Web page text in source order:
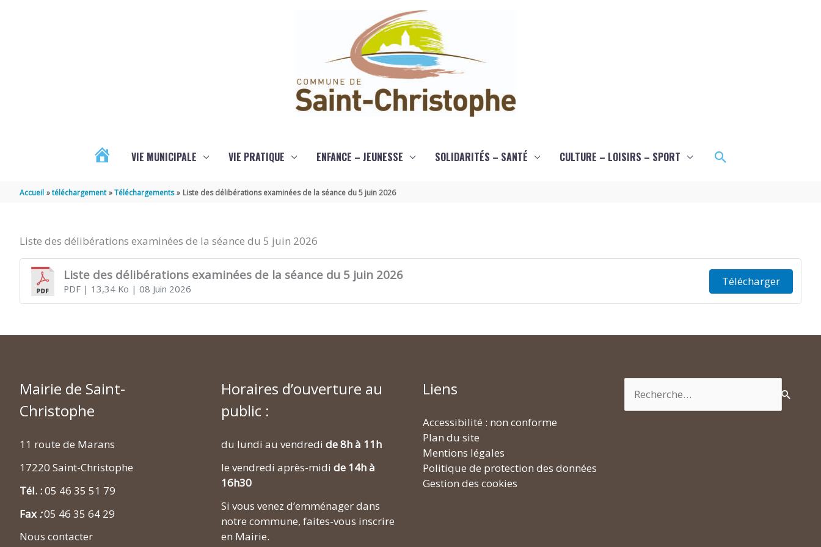
VIE MUNICIPALE VIE PRATIQUE ENFANCE – JEUNESSE SOLIDARITÉS – SANTÉ CULTURE – LOISIRS – SPORT Rechercher
Accueil téléchargement Téléchargements Liste des délibérations examinées de la séance du 5 juin 2026
Liste des délibérations examinées de la séance du 5 juin 2026
Liste des délibérations examinées de la séance du 5 juin 2026
PDF| 13,34 Ko | 08 Juin 2026
Télécharger
Mairie de Saint-
Christophe
11 route de Marans
17220 Saint-Christophe
Tél. :05 46 35 51 79
Fax :05 46 35 64 29
Nous contacter
Horaires d’ouverture au
public :
du lundi au vendredi de 8h à 11h
le vendredi après-midi de 14h à
16h30
Si vous venez d’emménager dans
notre commune, faites-vous inscrire
en Mairie.
Liens
Accessibilité : non conforme
Plan du site
Mentions légales
Politique de protection des données
Gestion des cookies